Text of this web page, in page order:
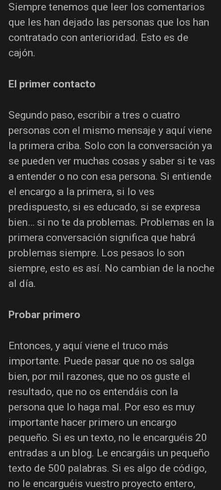
Siempre tenemos que leer los comentarios
que les han dejado las personas que los han
contratado con anterioridad. Esto es de
cajón.
El primer contacto
Segundo paso, escribir a tres o cuatro
personas con el mismo mensaje y aquí viene
la primera criba. Solo con la conversación ya
se pueden ver muchas cosas y saber si te vas
a entender o no con esa persona. Si entiende
el encargo a la primera, si lo ves
predispuesto, si es educado, si se expresa
bien… si no te da problemas. Problemas en la
primera conversación significa que habrá
problemas siempre. Los pesaos lo son
siempre, esto es así. No cambian de la noche
al día.
Probar primero
Entonces, y aquí viene el truco más
importante. Puede pasar que no os salga
bien, por mil razones, que no os guste el
resultado, que no os entendáis con la
persona que lo haga mal. Por eso es muy
importante hacer primero un encargo
pequeño. Si es un texto, no le encarguéis 20
entradas a un blog. Le encargáis un pequeño
texto de 500 palabras. Si es algo de código,
no le encarguéis vuestro proyecto entero,